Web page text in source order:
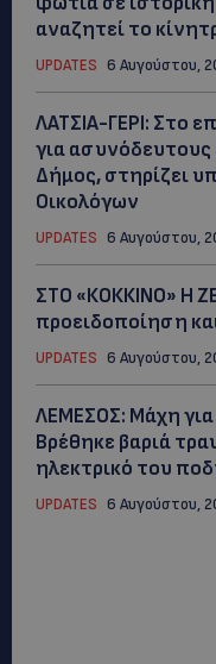
αναζητεί το
UPDATES 6 Αυγούστου,
ΛΑΤΣΙΑ-ΓΕΡΙ: Στο
για ασυνόδευτους
Δήμος, στηρίζει
Οικολόγων
UPDATES 6 Αυγούστου,
ΣΤΟ «ΚΟΚΚΙΝΟ» Η
προειδοποίηση
UPDATES 6 Αυγούστου,
ΛΕΜΕΣΟΣ: Μάχη
Βρέθηκε βαριά
ηλεκτρικό του
UPDATES 6 Αυγούστου,